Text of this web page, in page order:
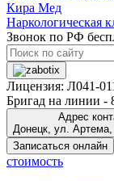
Кира Мед
Наркологическая
Звонок по РФ
Лицензия: Л041-
Бригад на линии -
Адрес
Донецк, ул.
Записаться онлайн
стоимость